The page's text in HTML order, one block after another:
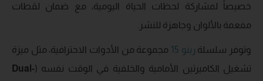
خصيصاً لمشاركة لحظات الحياة اليومية، مع ضمان لقطات
مفعمة بالألوان وجاهزة للنشر.
وتوفر سلسلة رينو 15
مجموعة من الأدوات الاحترافية، مثل ميزة
تشغيل الكاميرتين الأمامية والخلفية في الوقت نفسه (Dual-